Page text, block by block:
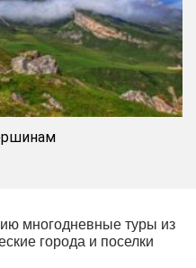
многодневные туры из
города и поселки